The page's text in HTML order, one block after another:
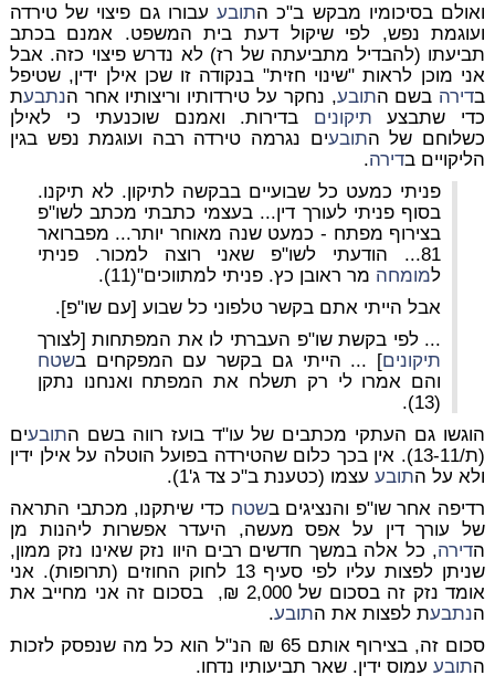
ואולם בסיכומיו מבקש ב"כ התובעעבורו גם פיצוי של טירדה
ועוגמת נפש, לפי שיקול דעת בית המשפט. אמנם בכתב
תביעתו (להבדיל מתביעתה של רז) לא נדרש פיצוי כזה. אבל
אני מוכן לראות "שינוי חזית" בנקודה זו שכן אילן ידין, שטיפל
בדירה בשם התובע, נחקר על טירדותיו וריצותיו אחר הנתבעת
כדי שתבצע תיקונים בדירות. ואמנם שוכנעתי כי לאילן
כשלוחם של התובעים נגרמה טירדה רבה ועוגמת נפש בגין
הליקויים בדירה.
פניתי כמעט כל שבועיים בבקשה לתיקון. לא תיקנו.
בסוף פניתי לעורך דין... בעצמי כתבתי מכתב לשו"פ
בצירוף מפתח - כמעט שנה מאוחר יותר... מפברואר
81... הודעתי לשו"פ שאני רוצה למכור. פניתי
למומחה מר ראובן כץ. פניתי למתווכים"(11).
אבל הייתי אתם בקשר טלפוני כל שבוע [עם שו"פ].
... לפי בקשת שו"פ העברתי לו את המפתחות [לצורך
תיקונים] ... הייתי גם בקשר עם המפקחים בשטח
והם אמרו לי רק תשלח את המפתח ואנחנו נתקן
(13).
הוגשו גם העתקי מכתבים של עו"ד בועז רווה בשם התובעים
(ת/13-11). אין בכך כלום שהטירדה בפועל הוטלה על אילן ידין
ולא על התובעעצמו (כטענת ב"כ צד ג'1).
רדיפה אחר שו"פ והנציגים בשטח כדי שיתקנו, מכתבי התראה
של עורך דין על אפס מעשה, היעדר אפשרות ליהנות מן
הדירה, כל אלה במשך חדשים רבים היוו נזק שאינו נזק ממון,
שניתן לפצות עליו לפי סעיף 13 לחוק החוזים (תרופות). אני
אומד נזק זה בסכום של 2,000 ₪, בסכום זה אני מחייב את
הנתבעת לפצות את התובע.
סכום זה, בצירוף אותם 65 ₪ הנ"ל הוא כל מה שנפסק לזכות
התובעעמוס ידין. שאר תביעותיו נדחו.